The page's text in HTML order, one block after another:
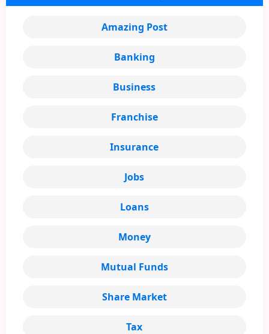
Amazing Post
Banking
Business
Franchise
Insurance
Jobs
Loans
Money
Mutual Funds
Share Market
Tax